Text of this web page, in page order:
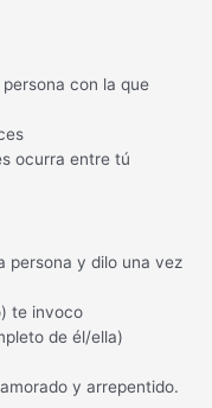
con la que
ocurra entre tú
persona y dilo una vez
te invoco
de él/ella)
y arrepentido.